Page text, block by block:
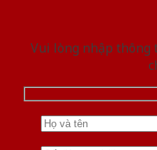
Vui lòng nhập thông